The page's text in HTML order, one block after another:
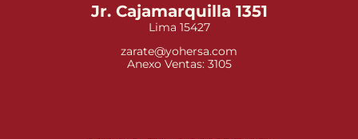
Jr. Cajamarquilla 1351
Lima 15427
zarate@yohersa.com
Anexo Ventas: 3105